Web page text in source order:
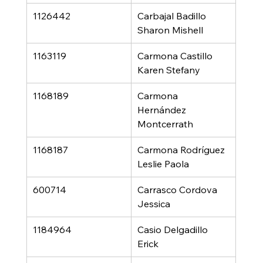
1126442
Carbajal Badillo
Sharon Mishell
1163119
Carmona Castillo
Karen Stefany
1168189
Carmona
Hernández
Montcerrath
1168187
Carmona Rodríguez
Leslie Paola
600714
Carrasco Cordova
Jessica
1184964
Casio Delgadillo
Erick